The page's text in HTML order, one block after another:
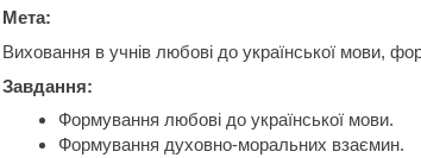
Мета:
Виховання в учнів любові до української мови,
Завдання:
Формування любові до української мови.
Формування духовно-моральних взаємин.